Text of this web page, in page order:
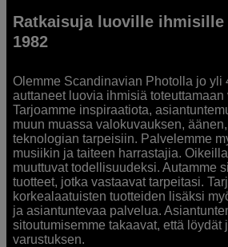
Ratkaisuja luoville ihmisille
1982
Olemme Scandinavian Photolla jo yli
auttaneet luovia ihmisiä toteuttamaan
Tarjoamme inspiraatiota,
muun muassa valokuvauksen,
teknologian tarpeisiin. Palvelemme
musiikin ja taiteen harrastajia.
muuttuvat todellisuudeksi. Autamme
tuotteet, jotka vastaavat tarpeitasi.
korkealaatuisten tuotteiden lisäksi
ja asiantuntevaa palvelua.
sitoutumisemme takaavat, että löydät
varustuksen.